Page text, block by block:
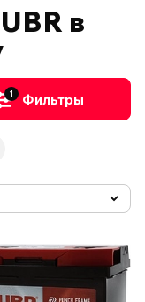
в
1 Фильтры